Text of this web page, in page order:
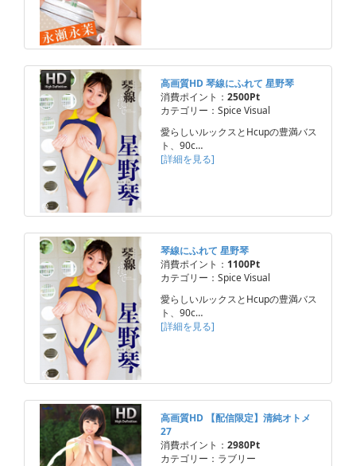
高画質HD 琴線にふれて 星野琴
消費ポイント： 2500Pt
カテゴリー：Spice Visual
愛らしいルックスとHcupの豊満バス
ト、90c…
[詳細を見る]
琴線にふれて 星野琴
消費ポイント： 1100Pt
カテゴリー：Spice Visual
愛らしいルックスとHcupの豊満バス
ト、90c…
[詳細を見る]
高画質HD 【配信限定】清純オトメ
27
消費ポイント： 2980Pt
カテゴリー：ラブリー